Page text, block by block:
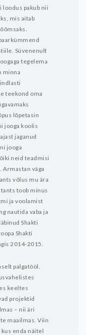
pakub nii
mis aitab
Süvenenult
tegelema
minna
teekond oma
lõpetasin
jooga koolis
jaganud
jooga
neid teadmisi
Armastan väga
võlus mu ära
toob minus
ja voolamist
nautida vaba ja
Shakti
Shakti
2014-2015.
palgatööl.
keeltes
projektid
– nii äri
maailmas. Viin
enda näitel